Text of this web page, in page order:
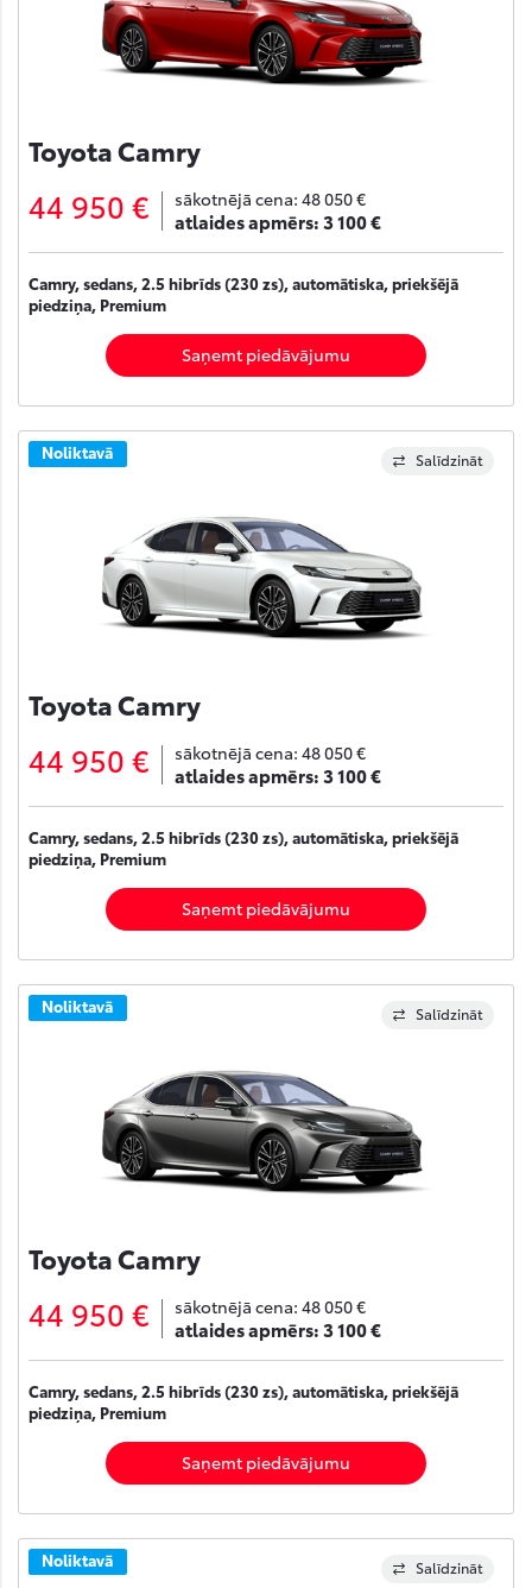
Toyota Camry
44 950 € sākotnējā cena: 48 050 €
atlaides apmērs:3 100 €
Camry, sedans, 2.5 hibrīds (230 zs), automātiska, priekšējā
piedziņa, Premium
Saņemt piedāvājumu
Salīdzināt
Noliktavā
Toyota Camry
44 950 € sākotnējā cena: 48 050 €
atlaides apmērs:3 100 €
Camry, sedans, 2.5 hibrīds (230 zs), automātiska, priekšējā
piedziņa, Premium
Saņemt piedāvājumu
Salīdzināt
Noliktavā
Toyota Camry
44 950 € sākotnējā cena: 48 050 €
atlaides apmērs:3 100 €
Camry, sedans, 2.5 hibrīds (230 zs), automātiska, priekšējā
piedziņa, Premium
Saņemt piedāvājumu
Salīdzināt
Noliktavā